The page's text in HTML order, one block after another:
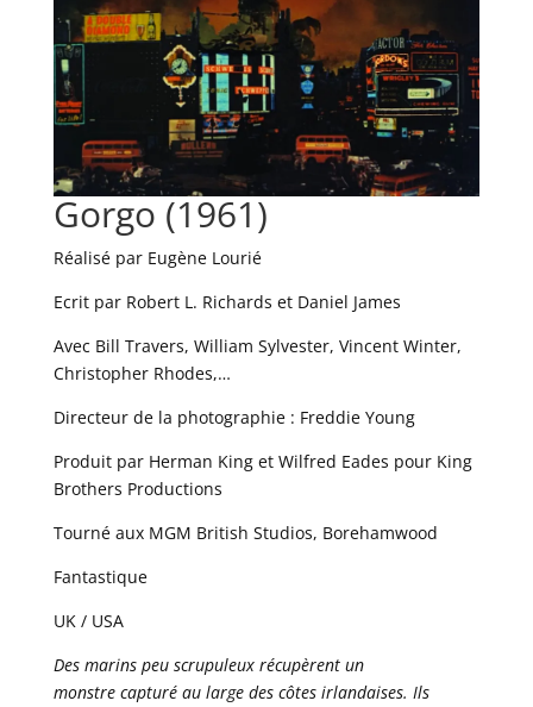
Gorgo (1961)
Réalisé par Eugène Lourié
Ecrit par Robert L. Richards et Daniel James
Avec Bill Travers, William Sylvester, Vincent Winter,
Christopher Rhodes,…
Directeur de la photographie : Freddie Young
Produit par Herman King et Wilfred Eades pour King
Brothers Productions
Tourné aux MGM British Studios, Borehamwood
Fantastique
UK / USA
Des marins peu scrupuleux récupèrent un
monstre capturé au large des côtes irlandaises. Ils